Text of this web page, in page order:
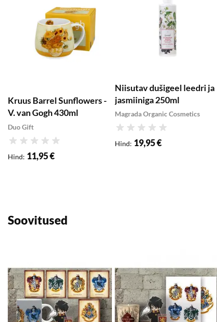
Kruus Barrel Sunflowers -
V. van Gogh 430ml
Duo Gift
Hinnang
Hind: 11,95 €
Lisa ostukorvi
Niisutav dušigeel leedri ja
jasmiiniga 250ml
Magrada Organic Cosmetics
Hinnang
Hind: 19,95 €
Lisa ostukorvi
Soovitused
Lisa ostukorvi Lisa ostukorvi